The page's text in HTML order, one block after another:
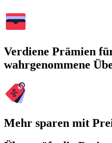
Verdiene Prämien
wahrgenommene
Mehr sparen mit